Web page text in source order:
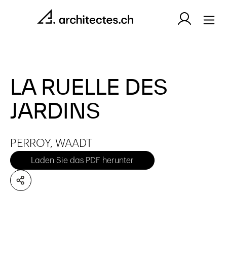
LA RUELLE DES
JARDINS
PERROY, WAADT
Laden Sie das PDF herunter